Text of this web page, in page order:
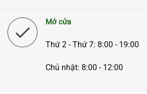
Mở cửa
Thứ 2 - Thứ 7: 8:00 - 19:00
Chủ nhật: 8:00 - 12:00